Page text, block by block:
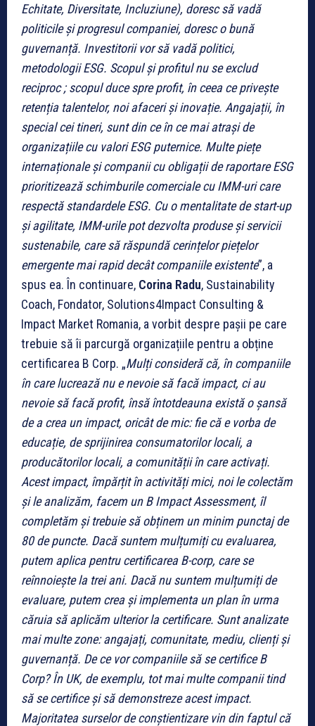
Echitate, Diversitate, Incluziune), doresc să vadă
politicile și progresul companiei, doresc o bună
guvernanță. Investitorii vor să vadă politici,
metodologii ESG. Scopul și profitul nu se exclud
reciproc ; scopul duce spre profit, în ceea ce privește
retenția talentelor, noi afaceri și inovație. Angajații, în
special cei tineri, sunt din ce în ce mai atrași de
organizațiile cu valori ESG puternice. Multe piețe
internaționale și companii cu obligații de raportare ESG
prioritizează schimburile comerciale cu IMM-uri care
respectă standardele ESG. Cu o mentalitate de start-up
și agilitate, IMM-urile pot dezvolta produse și servicii
sustenabile, care să răspundă cerințelor piețelor
emergente mai rapid decât companiile existente”, a
spus ea. În continuare, Corina Radu, Sustainability
Coach, Fondator, Solutions4Impact Consulting &
Impact Market Romania, a vorbit despre pașii pe care
trebuie să îi parcurgă organizațiile pentru a obține
certificarea B Corp. „Mulți consideră că, în companiile
în care lucrează nu e nevoie să facă impact, ci au
nevoie să facă profit, însă întotdeauna există o șansă
de a crea un impact, oricât de mic: fie că e vorba de
educație, de sprijinirea consumatorilor locali, a
producătorilor locali, a comunității în care activați.
Acest impact, împărțit în activități mici, noi le colectăm
și le analizăm, facem un B Impact Assessment, îl
completăm și trebuie să obținem un minim punctaj de
80 de puncte. Dacă suntem mulțumiți cu evaluarea,
putem aplica pentru certificarea B-corp, care se
reînnoiește la trei ani. Dacă nu suntem mulțumiți de
evaluare, putem crea și implementa un plan în urma
căruia să aplicăm ulterior la certificare. Sunt analizate
mai multe zone: angajați, comunitate, mediu, clienți și
guvernanță. De ce vor companiile să se certifice B
Corp? În UK, de exemplu, tot mai multe companii tind
să se certifice și să demonstreze acest impact.
Majoritatea surselor de conștientizare vin din faptul că